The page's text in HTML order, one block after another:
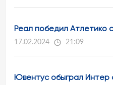
Реал победил Атлетико
17.02.2024 21:09
Ювентус обыграл Интер